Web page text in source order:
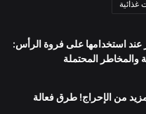
غذائية
عند استخدامها على فروة الرأس:
والمخاطر المحتملة
من الإحراج! طرق فعالة